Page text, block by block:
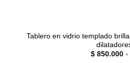
Tablero en vidrio templado
$ 850.000 +